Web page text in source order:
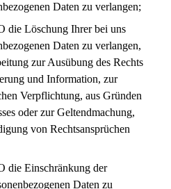
Daten zu verlangen;
die Löschung Ihrer bei uns
Daten zu verlangen,
zur Ausübung des Rechts
und Information, zur
Verpflichtung, aus Gründen
oder zur Geltendmachung,
von Rechtsansprüchen
die Einschränkung der
Daten zu